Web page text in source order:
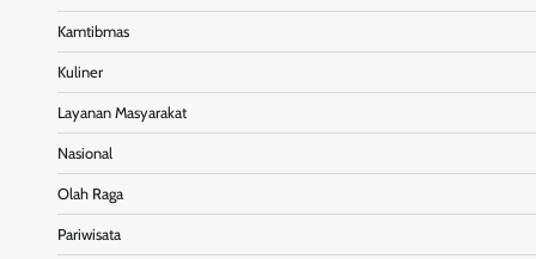
Kamtibmas
Kuliner
Layanan Masyarakat
Nasional
Olah Raga
Pariwisata